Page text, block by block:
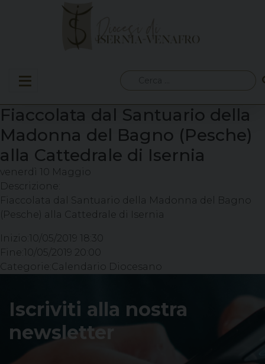
per:
Fiaccolata dal Santuario della
Madonna del Bagno (Pesche)
alla Cattedrale di Isernia
venerdì 10 Maggio
Descrizione:
Fiaccolata dal Santuario della Madonna del Bagno
(Pesche) alla Cattedrale di Isernia
Inizio: 10/05/2019 18:30
Fine: 10/05/2019 20:00
Categorie: Calendario Diocesano
Iscriviti alla nostra
newsletter